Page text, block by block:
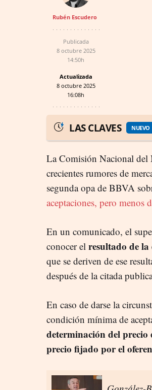
Rubén Escudero
Publicada
8 octubre 2025
14:50h
Actualizada
8 octubre 2025
16:08h
LAS CLAVES NUEVO
La Comisión Nacional del
crecientes rumores de
segunda opa de BBVA
aceptaciones, pero menos
En un comunicado, el
conocer el resultado de
que se deriven de ese
después de la citada
En caso de darse la
condición mínima de
determinación del
precio fijado por el